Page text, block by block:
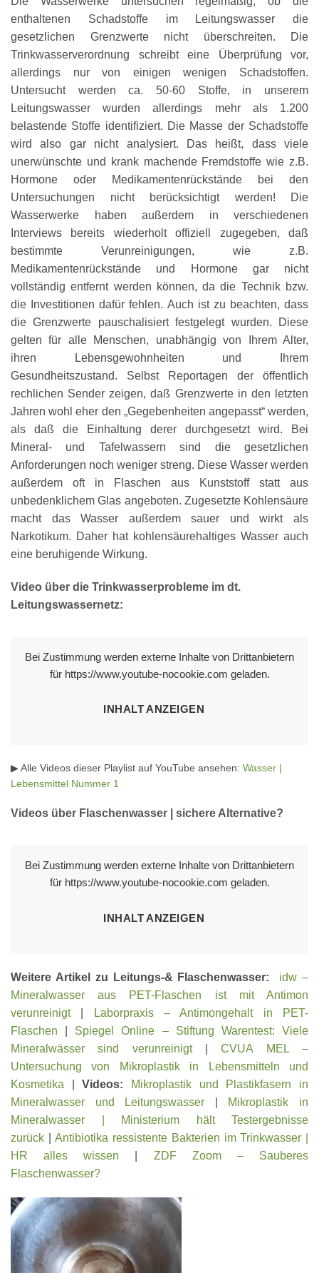
enthaltenen Schadstoffe im Leitungswasser die
gesetzlichen Grenzwerte nicht überschreiten. Die
Trinkwasserverordnung schreibt eine Überprüfung vor,
allerdings nur von einigen wenigen Schadstoffen.
Untersucht werden ca. 50-60 Stoffe, in unserem
Leitungswasser wurden allerdings mehr als 1.200
belastende Stoffe identifiziert. Die Masse der Schadstoffe
wird also gar nicht analysiert. Das heißt, dass viele
unerwünschte und krank machende Fremdstoffe wie z.B.
Hormone oder Medikamentenrückstände bei den
Untersuchungen nicht berücksichtigt werden! Die
Wasserwerke haben außerdem in verschiedenen
Interviews bereits wiederholt offiziell zugegeben, daß
bestimmte Verunreinigungen, wie z.B.
Medikamentenrückstände und Hormone gar nicht
vollständig entfernt werden können, da die Technik bzw.
die Investitionen dafür fehlen. Auch ist zu beachten, dass
die Grenzwerte pauschalisiert festgelegt wurden. Diese
gelten für alle Menschen, unabhängig von Ihrem Alter,
ihren Lebensgewohnheiten und Ihrem
Gesundheitszustand. Selbst Reportagen der öffentlich
rechlichen Sender zeigen, daß Grenzwerte in den letzten
Jahren wohl eher den „Gegebenheiten angepasst“ werden,
als daß die Einhaltung derer durchgesetzt wird. Bei
Mineral- und Tafelwassern sind die gesetzlichen
Anforderungen noch weniger streng. Diese Wasser werden
außerdem oft in Flaschen aus Kunststoff statt aus
unbedenklichem Glas angeboten. Zugesetzte Kohlensäure
macht das Wasser außerdem sauer und wirkt als
Narkotikum. Daher hat kohlensäurehaltiges Wasser auch
eine beruhigende Wirkung.
Video über die Trinkwasserprobleme im dt.
Leitungswassernetz:
Bei Zustimmung werden externe Inhalte von Drittanbietern
für https://www.youtube-nocookie.com geladen.
INHALT ANZEIGEN
▶ Alle Videos dieser Playlist auf YouTube ansehen: Wasser |
Lebensmittel Nummer 1
Videos über Flaschenwasser | sichere Alternative?
Bei Zustimmung werden externe Inhalte von Drittanbietern
für https://www.youtube-nocookie.com geladen.
INHALT ANZEIGEN
Weitere Artikel zu Leitungs-& Flaschenwasser:
idw –
Mineralwasser aus PET-Flaschen ist mit Antimon
verunreinigt|
Laborpraxis – Antimongehalt in PET-
Flaschen
Spiegel Online – Stiftung Warentest: Viele
Mineralwässer sind verunreinigt|CVUA MEL –
Untersuchung von Mikroplastik in Lebensmitteln und
Kosmetika |Videos:
Mikroplastik und Plastikfasern in
Mineralwasser und Leitungswasser
Mikroplastik in
Mineralwasser | Ministerium hält Testergebnisse
zurück |Antibiotika ressistente Bakterien im Trinkwasser |
HR alles wissen
ZDF Zoom – Sauberes
Flaschenwasser?